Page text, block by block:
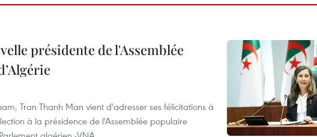
présidente de l'Assemblée
Tran Thanh Man vient d'adresser ses félicitations à
à la présidence de l'Assemblée populaire